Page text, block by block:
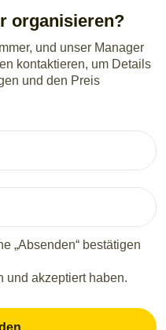
organisieren?
und unser Manager
kontaktieren, um Details
und den Preis
„Absenden“ bestätigen
und akzeptiert haben.